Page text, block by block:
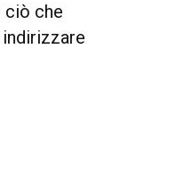
ciò che
indirizzare